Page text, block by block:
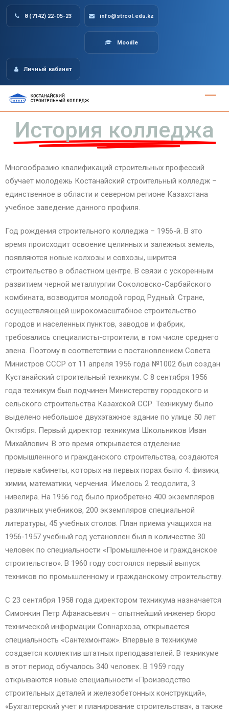
8 (7142) 22-05-23 info@strcol.edu.kz
Moodle
Личный кабинет
История колледжа
Многообразию квалификаций строительных профессий
обучает молодежь Костанайский строительный колледж –
единственное в области и северном регионе Казахстана
учебное заведение данного профиля.
Год рождения строительного колледжа – 1956-й. В это
время происходит освоение целинных и залежных земель,
появляются новые колхозы и совхозы, ширится
строительство в областном центре. В связи с ускоренным
развитием черной металлургии Соколовско-Сарбайского
комбината, возводится молодой город Рудный. Стране,
осуществляющей широкомасштабное строительство
городов и населенных пунктов, заводов и фабрик,
требовались специалисты-строители, в том числе среднего
звена. Поэтому в соответствии с постановлением Совета
Министров СССР от 11 апреля 1956 года №1002 был создан
Кустанайский строительный техникум. С 8 сентября 1956
года техникум был подчинен Министерству городского и
сельского строительства Казахской ССР. Техникуму было
выделено небольшое двухэтажное здание по улице 50 лет
Октября. Первый директор техникума Школьников Иван
Михайлович. В это время открывается отделение
промышленного и гражданского строительства, создаются
первые кабинеты, которых на первых порах было 4: физики,
химии, математики, черчения. Имелось 2 теодолита, 3
нивелира. На 1956 год было приобретено 400 экземпляров
различных учебников, 200 экземпляров специальной
литературы, 45 учебных столов. План приема учащихся на
1956-1957 учебный год установлен был в количестве 30
человек по специальности «Промышленное и гражданское
строительство». В 1960 году состоялся первый выпуск
техников по промышленному и гражданскому строительству.
С 23 сентября 1958 года директором техникума назначается
Симонкин Петр Афанасьевич – опытнейший инженер бюро
технической информации Совнархоза, открывается
специальность «Сантехмонтаж». Впервые в техникуме
создается коллектив штатных преподавателей. В техникуме
в этот период обучалось 340 человек. В 1959 году
открываются новые специальности «Производство
строительных деталей и железобетонных конструкций»,
«Бухгалтерский учет и планирование строительства», а также